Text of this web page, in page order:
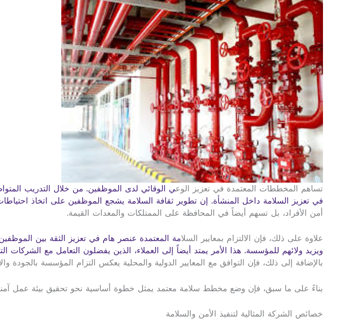
تساهم المخططات المعتمدة في تعزيز الوعي الوقائي لدى الموظفين. من خلال التدريب
في تعزيز السلامة داخل المنشأة. إن تطوير ثقافة السلامة يشجع الموظفين على اتخاذ
أمن الأفراد، بل تسهم أيضاً في المحافظة على الممتلكات والمعدات القيمة.
علاوة على ذلك، فإن الالتزام بمعايير السلامة المعتمدة عنصر هام في تعزيز الثقة بين
ويزيد ولائهم للمؤسسة. هذا الأمر يمتد أيضاً إلى العملاء، الذين يفضلون التعامل مع الشركات
بالإضافة إلى ذلك، فإن التوافق مع المعايير الدولية والمحلية يعكس التزام المؤسسة بالجودة
بناءً على ما سبق، فإن وضع مخطط سلامة معتمد يمثل خطوة أساسية نحو تحقيق بيئة عمل آمنة
خصائص الشركة المثالية لتنفيذ الأمن والسلامة